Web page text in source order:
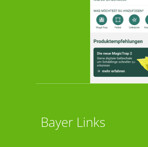
Bayer Links